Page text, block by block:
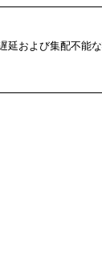
および集配不能な